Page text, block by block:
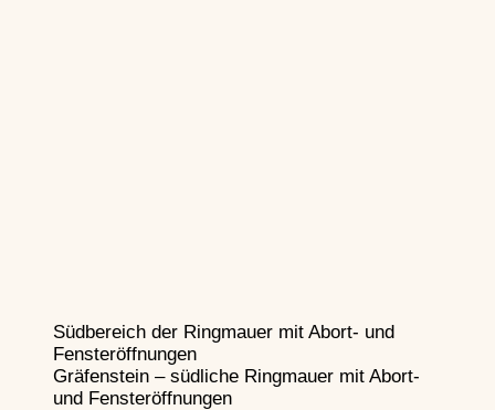
Südbereich der Ringmauer mit Abort- und
Fensteröffnungen
Gräfenstein – südliche Ringmauer mit Abort-
und Fensteröffnungen